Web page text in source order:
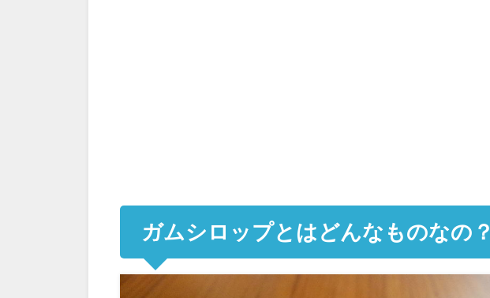
ガムシロップとはどんなものなの？